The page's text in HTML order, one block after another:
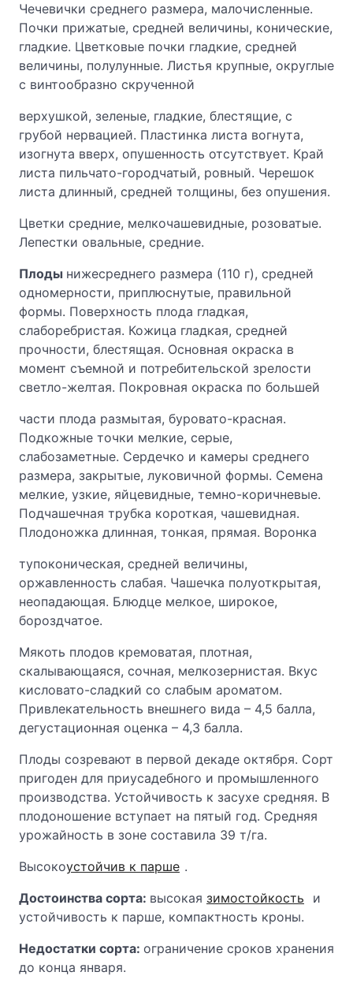
Чечевички среднего размера, малочисленные.
Почки прижатые, средней величины, конические,
гладкие. Цветковые почки гладкие, средней
величины, полулунные. Листья крупные, округлые
с винтообразно скрученной
верхушкой, зеленые, гладкие, блестящие, с
грубой нервацией. Пластинка листа вогнута,
изогнута вверх, опушенность отсутствует. Край
листа пильчато-городчатый, ровный. Черешок
листа длинный, средней толщины, без опушения.
Цветки средние, мелкочашевидные, розоватые.
Лепестки овальные, средние.
Плоды нижесреднего размера (110 г), средней
одномерности, приплюснутые, правильной
формы. Поверхность плода гладкая,
слаборебристая. Кожица гладкая, средней
прочности, блестящая. Основная окраска в
момент съемной и потребительской зрелости
светло-желтая. Покровная окраска по большей
части плода размытая, буровато-красная.
Подкожные точки мелкие, серые,
слабозаметные. Сердечко и камеры среднего
размера, закрытые, луковичной формы. Семена
мелкие, узкие, яйцевидные, темно-коричневые.
Подчашечная трубка короткая, чашевидная.
Плодоножка длинная, тонкая, прямая. Воронка
тупоконическая, средней величины,
оржавленность слабая. Чашечка полуоткрытая,
неопадающая. Блюдце мелкое, широкое,
бороздчатое.
Мякоть плодов кремоватая, плотная,
скалывающаяся, сочная, мелкозернистая. Вкус
кисловато-сладкий со слабым ароматом.
Привлекательность внешнего вида – 4,5 балла,
дегустационная оценка – 4,3 балла.
Плоды созревают в первой декаде октября. Сорт
пригоден для приусадебного и промышленного
производства. Устойчивость к засухе средняя. В
плодоношение вступает на пятый год. Средняя
урожайность в зоне составила 39 т/га.
Высокоустойчив к парше .
Достоинства сорта: высокая зимостойкость
и
устойчивость к парше, компактность кроны.
Недостатки сорта: ограничение сроков хранения
до конца января.